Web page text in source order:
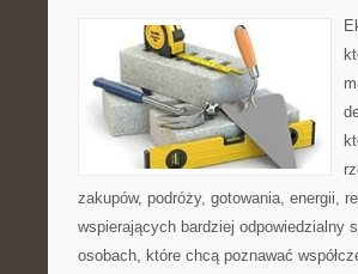
zakupów, podróży, gotowania, energii,
wspierających bardziej odpowiedzialny
osobach, które chcą poznawać